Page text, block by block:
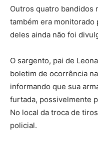
Outros quatro bandidos
também era
deles ainda não foi
O sargento, pai de
boletim de ocorrência
informando que sua
furtada, possivelmente
No local da troca de
policial.